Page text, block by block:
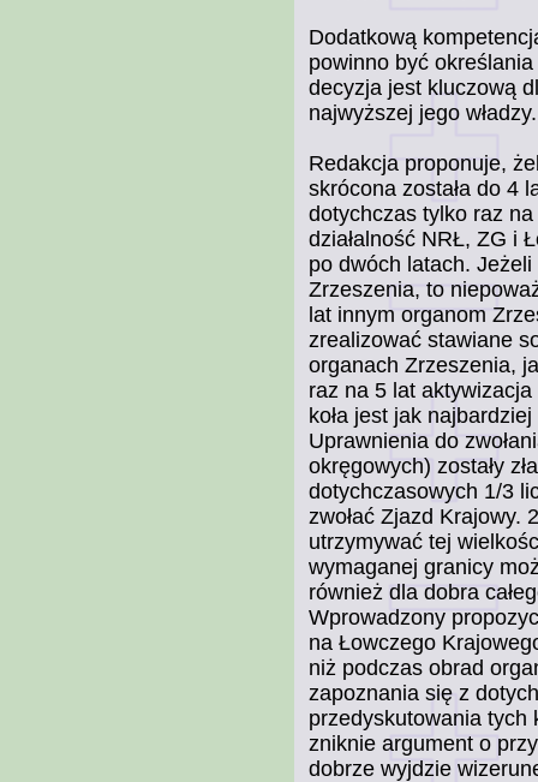
Dodatkową
powinno być
decyzja jest kluczową
najwyższej jego władzy.
Redakcja proponuje,
skrócona została do 4
dotychczas tylko raz
działalność NRŁ, ZG i
po dwóch latach.
Zrzeszenia, to
lat innym organom
zrealizować stawiane
organach Zrzeszenia,
raz na 5 lat aktywizacja
koła jest jak
Uprawnienia do
okręgowych) zostały
dotychczasowych 1/3
zwołać Zjazd Krajowy.
utrzymywać tej
wymaganej granicy
również dla dobra
Wprowadzony
na Łowczego
niż podczas obrad
zapoznania się z
przedyskutowania tych
zniknie argument o
dobrze wyjdzie